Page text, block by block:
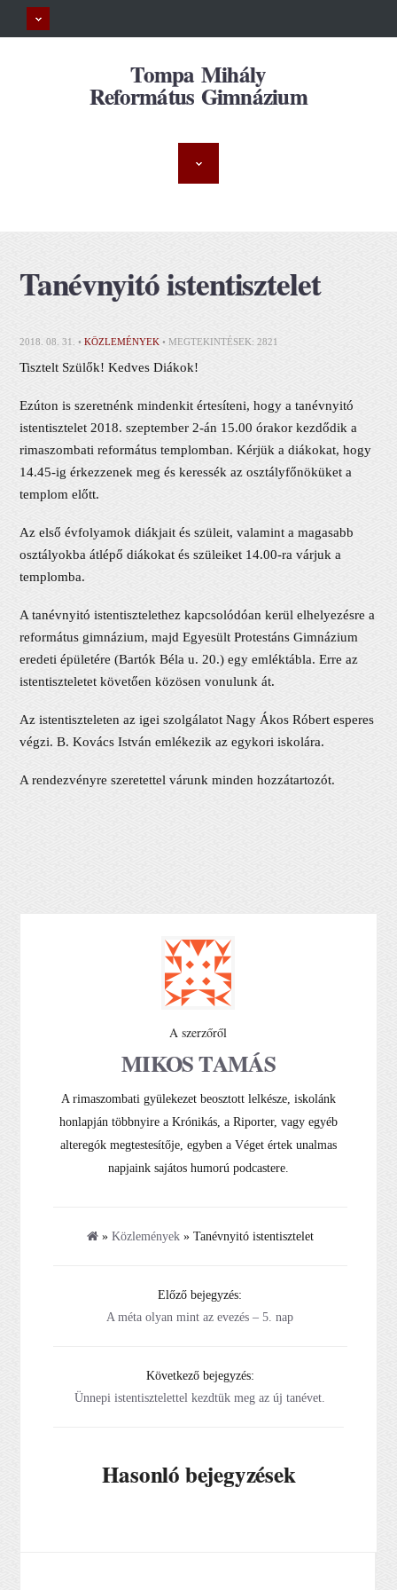
Tompa Mihály
Református Gimnázium
Tanévnyitó istentisztelet
2018. 08. 31. •KÖZLEMÉNYEK • MEGTEKINTÉSEK: 2821
Tisztelt Szülők! Kedves Diákok!
Ezúton is szeretnénk mindenkit értesíteni, hogy a tanévnyitó
istentisztelet 2018. szeptember 2-án 15.00 órakor kezdődik a
rimaszombati református templomban. Kérjük a diákokat, hogy
14.45-ig érkezzenek meg és keressék az osztályfőnöküket a
templom előtt.
Az első évfolyamok diákjait és szüleit, valamint a magasabb
osztályokba átlépő diákokat és szüleiket 14.00-ra várjuk a
templomba.
A tanévnyitó istentisztelethez kapcsolódóan kerül elhelyezésre a
református gimnázium, majd Egyesült Protestáns Gimnázium
eredeti épületére (Bartók Béla u. 20.) egy emléktábla. Erre az
istentiszteletet követően közösen vonulunk át.
Az istentiszteleten az igei szolgálatot Nagy Ákos Róbert esperes
végzi. B. Kovács István emlékezik az egykori iskolára.
A rendezvényre szeretettel várunk minden hozzátartozót.
A szerzőről
MIKOS TAMÁS
A rimaszombati gyülekezet beosztott lelkésze, iskolánk
honlapján többnyire a Krónikás, a Riporter, vagy egyéb
alteregók megtestesítője, egyben a Véget értek unalmas
napjaink sajátos humorú podcastere.
» Közlemények» Tanévnyitó istentisztelet
Előző bejegyzés:
A méta olyan mint az evezés – 5. nap
Következő bejegyzés:
Ünnepi istentisztelettel kezdtük meg az új tanévet.
Hasonló bejegyzések